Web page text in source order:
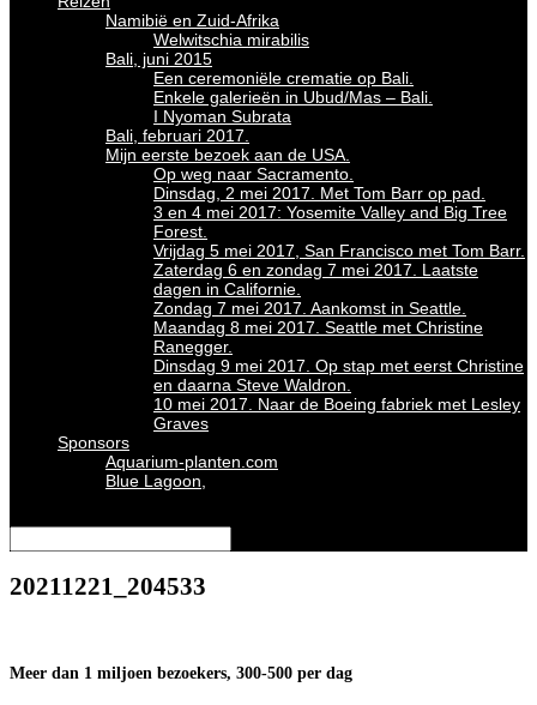
Namibië en Zuid-Afrika
Welwitschia mirabilis
Bali, juni 2015
Een ceremoniële crematie op Bali.
Enkele galerieën in Ubud/Mas – Bali.
I Nyoman Subrata
Bali, februari 2017.
Mijn eerste bezoek aan de USA.
Op weg naar Sacramento.
Dinsdag, 2 mei 2017. Met Tom Barr op pad.
3 en 4 mei 2017: Yosemite Valley and Big Tree
Forest.
Vrijdag 5 mei 2017, San Francisco met Tom Barr.
Zaterdag 6 en zondag 7 mei 2017. Laatste
dagen in Californie.
Zondag 7 mei 2017. Aankomst in Seattle.
Maandag 8 mei 2017. Seattle met Christine
Ranegger.
Dinsdag 9 mei 2017. Op stap met eerst Christine
en daarna Steve Waldron.
10 mei 2017. Naar de Boeing fabriek met Lesley
Graves
Sponsors
Aquarium-planten.com
Blue Lagoon,
20211221_204533
Meer dan 1 miljoen bezoekers, 300-500 per dag